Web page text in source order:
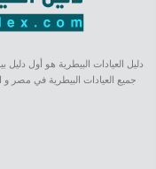
دليل العيادات البيطرية هو أول
جميع العيادات البيطرية في مصر و